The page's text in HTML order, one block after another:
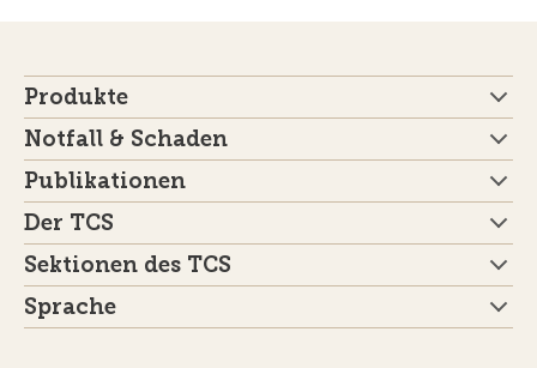
Produkte
Notfall & Schaden
Publikationen
Der TCS
Sektionen des TCS
Sprache